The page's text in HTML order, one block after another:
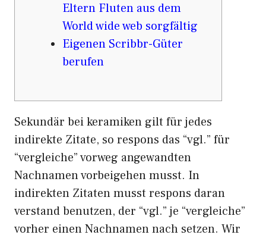
Eltern Fluten aus dem
World wide web sorgfältig
Eigenen Scribbr-Güter
berufen
Sekundär bei keramiken gilt für jedes
indirekte Zitate, so respons das “vgl.” für
“vergleiche” vorweg angewandten
Nachnamen vorbeigehen musst. In
indirekten Zitaten musst respons daran
verstand benutzen, der “vgl.” je “vergleiche”
vorher einen Nachnamen nach setzen. Wir